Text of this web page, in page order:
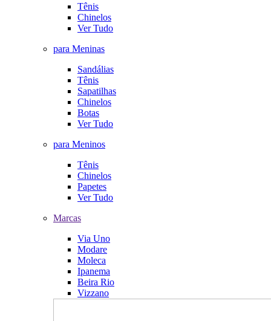
Tênis
Chinelos
Ver Tudo
para Meninas
Sandálias
Tênis
Sapatilhas
Chinelos
Botas
Ver Tudo
para Meninos
Tênis
Chinelos
Papetes
Ver Tudo
Marcas
Via Uno
Modare
Moleca
Ipanema
Beira Rio
Vizzano